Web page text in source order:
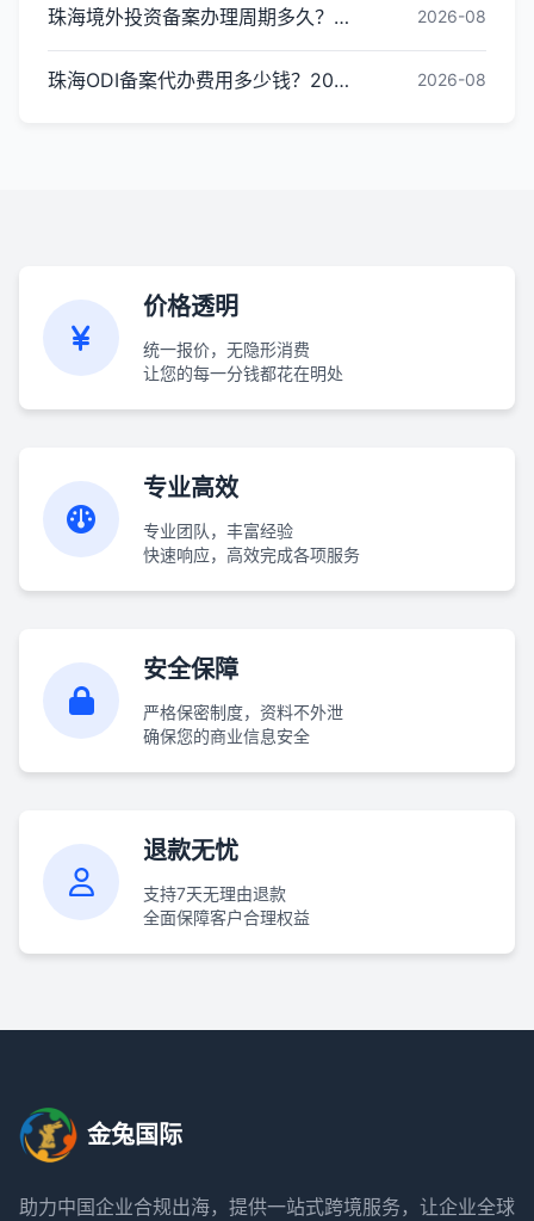
珠海境外投资备案办理周期多久？ODI备案下证时间 2026-08
珠海ODI备案代办费用多少钱？2026最新收费标准 2026-08
价格透明
统一报价，无隐形消费
让您的每一分钱都花在明处
专业高效
专业团队，丰富经验
快速响应，高效完成各项服务
安全保障
严格保密制度，资料不外泄
确保您的商业信息安全
退款无忧
支持7天无理由退款
全面保障客户合理权益
金兔国际
助力中国企业合规出海，提供一站式跨境服务，让企业全球